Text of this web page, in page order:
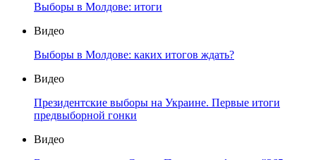
Выборы в Молдове: итоги
Видео
Выборы в Молдове: каких итогов ждать?
Видео
Президентские выборы на Украине. Первые итоги
предвыборной гонки
Видео